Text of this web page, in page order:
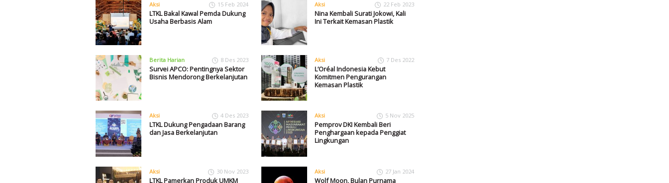
Aksi 15 Feb 2024
LTKL Bakal Kawal Pemda Dukung
Usaha Berbasis Alam
Berita Harian 8 Des 2023
Survei APCO: Pentingnya Sektor
Bisnis Mendorong Berkelanjutan
Aksi 4 Des 2023
LTKL Dukung Pengadaan Barang
dan Jasa Berkelanjutan
Aksi 30 Nov 2023
LTKL Pamerkan Produk UMKM
Aksi 22 Feb 2023
Nina Kembali Surati Jokowi, Kali
Ini Terkait Kemasan Plastik
Aksi 7 Des 2022
L’Oréal Indonesia Kebut
Komitmen Pengurangan
Kemasan Plastik
Aksi 5 Nov 2025
Pemprov DKI Kembali Beri
Penghargaan kepada Penggiat
Lingkungan
Aksi 27 Jan 2024
Wolf Moon, Bulan Purnama